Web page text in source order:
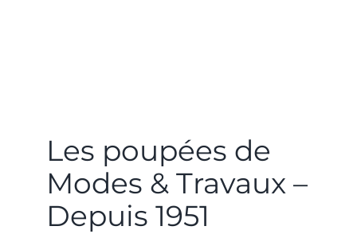
Les poupées de
Modes & Travaux –
Depuis 1951